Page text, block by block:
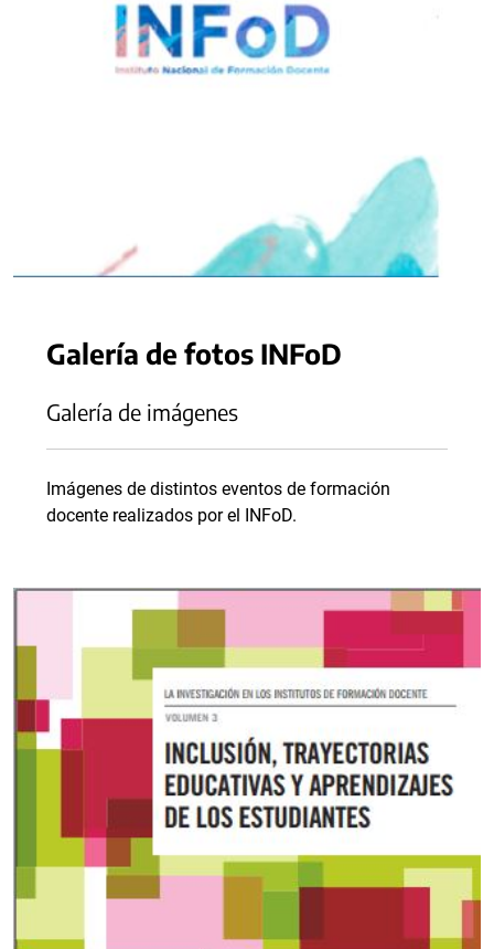
Galería de fotos INFoD
Galería de imágenes
Imágenes de distintos eventos de formación
docente realizados por el INFoD.